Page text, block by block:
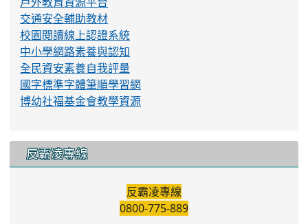
交通安全輔助教材
校園閱讀線上認證系統
中小學網路素養與認知
全民資安素養自我評量
國字標準字體筆順學習網
博幼社福基金會教學資源
反霸凌專線
反霸凌專線
0800-775-889